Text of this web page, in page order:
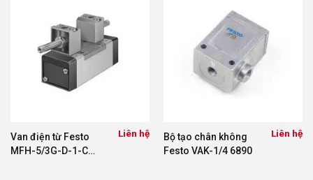
Van điện từ Festo
MFH-5/3G-D-1-C
Liên hệ
Bộ tạo chân không
Festo VAK-1/4 6890
Liên hệ